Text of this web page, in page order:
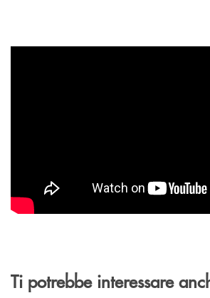
Ti potrebbe interessare